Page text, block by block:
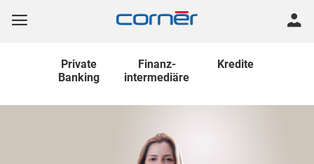
Private
Banking
Finanz-
intermediäre
Kredite